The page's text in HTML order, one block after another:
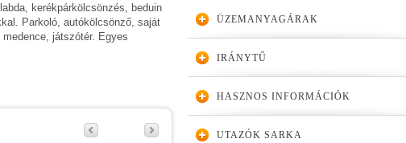
kerékpárkölcsönzés, beduin
Parkoló, autókölcsönző, saját
játszótér. Egyes
ÜZEMANYAGÁRAK
IRÁNYTŰ
HASZNOS INFORMÁCIÓK
UTAZÓK SARKA